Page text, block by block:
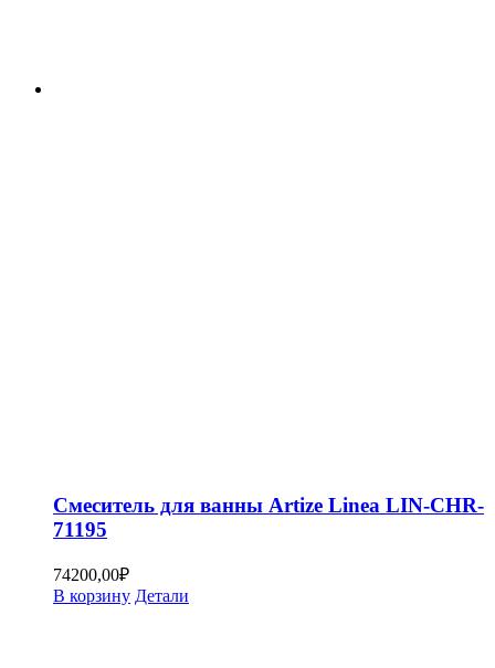
Смеситель для ванны Artize Linea LIN-CHR-
71195
74200,00₽
В корзину Детали